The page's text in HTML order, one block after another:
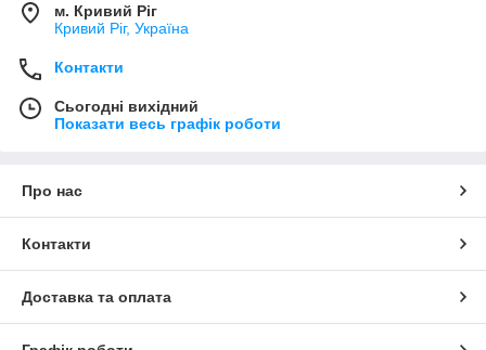
м. Кривий Ріг
Кривий Ріг, Україна
Контакти
Сьогодні вихідний
Показати весь графік роботи
Про нас
Контакти
Доставка та оплата